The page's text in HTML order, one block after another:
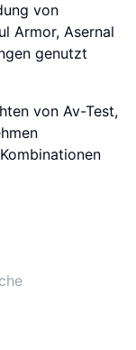
von
Armor, Asernal
genutzt
von Av-Test,